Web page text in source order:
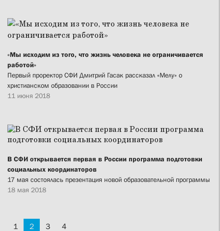
«Мы исходим из того, что жизнь человека не ограничивается
работой»
Первый проректор СФИ Дмитрий Гасак рассказал «Мелу» о
христианском образовании в России
11 июня 2018
В СФИ открывается первая в России программа подготовки
социальных координаторов
17 мая состоялась презентация новой образовательной программы
18 мая 2018
1 2 3 4